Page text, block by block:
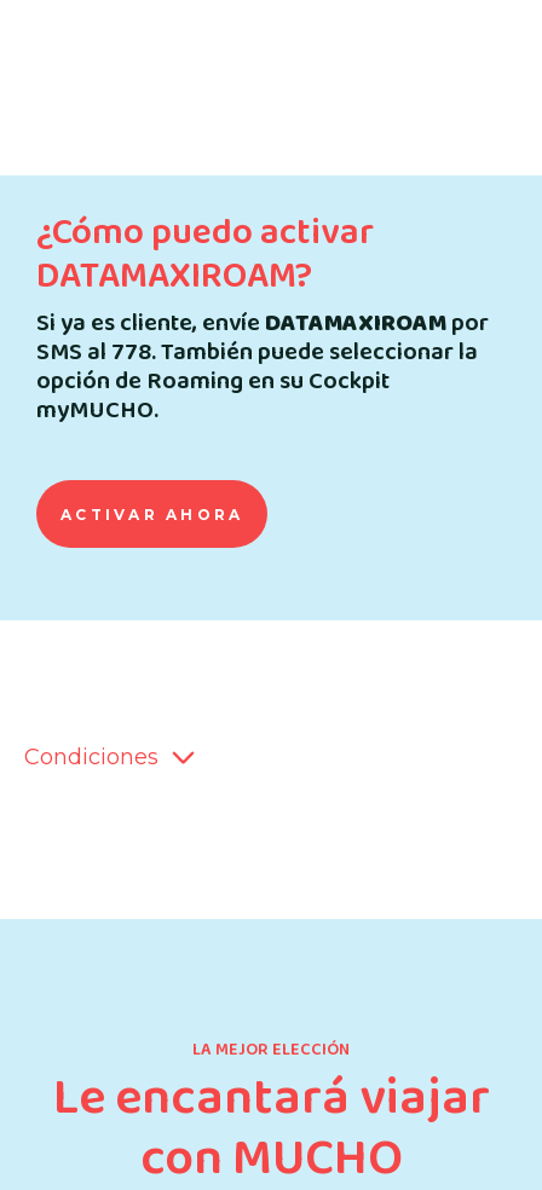
¿Cómo puedo activar
DATAMAXIROAM?
Si ya es cliente, envíeDATAMAXIROAMpor
SMS al 778. También puede seleccionar la
opción de Roaming en su Cockpit
myMUCHO.
ACTIVAR AHORA
Condiciones
LA MEJOR ELECCIÓN
Le encantará viajar
con MUCHO